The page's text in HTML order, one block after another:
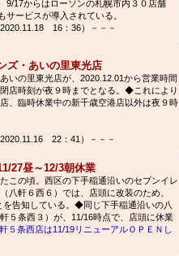
9/17からはローソンの札幌市内３０店舗
サービスが導入されている。
16：36）－－－
ズ・あいの里東光店
いの里東光店が、2020.12.01から営業時間
店時刻が夜９時までとなる。◆これにより
、臨時休業中の新千歳空港店以外は夜９時
22：41）－－－
27昼～12/3朝休業
この頃。西区の下手稲通沿いのセブンイレ
軒６西６）では、店頭に改装のため、
告知している。◆同じ下手稲通沿いの八
５条西３）が、11/16時点で、店頭に休業
５条西店は11/19リニューアルＯＰＥＮし